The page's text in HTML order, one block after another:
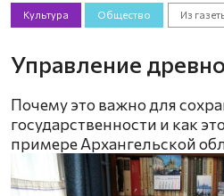
Культура Общество Из
Управление
Почему это важно для
государственности и как
примере Архангельской